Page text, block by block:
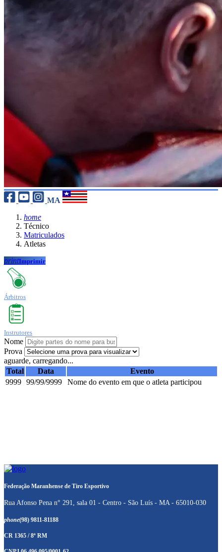
MA
home
Técnico
Matriculados
Atletas
printImprimir
Árbitros
Instrutores
Nome
Prova
aguarde, carregando...
Total
Data
Evento
9999 99/99/9999 Nome do evento em que o atleta participou
Federação Maranhense de Tiro Esportivo
Rua Afonso Pena n° 291, sala 01 - Centro - São Luís - MA - 65010-030
phone(98) 9811-81188
CR 1365 / 8ª RM